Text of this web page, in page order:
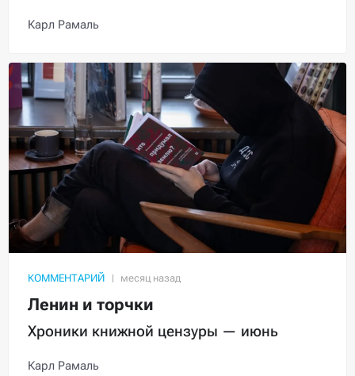
Карл Рамаль
КОММЕНТАРИЙ
Ленин и торчки
Хроники книжной цензуры — июнь
Карл Рамаль